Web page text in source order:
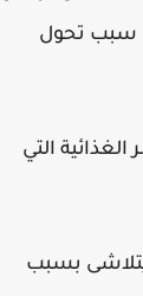
سبب تحول
التي
يتلاشى بسبب